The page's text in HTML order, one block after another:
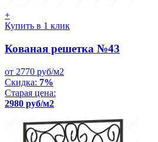
+
Купить в 1 клик
Кованая решетка №43
от 2770 руб/м2
Скидка: 7%
Старая цена:
2980 руб/м2